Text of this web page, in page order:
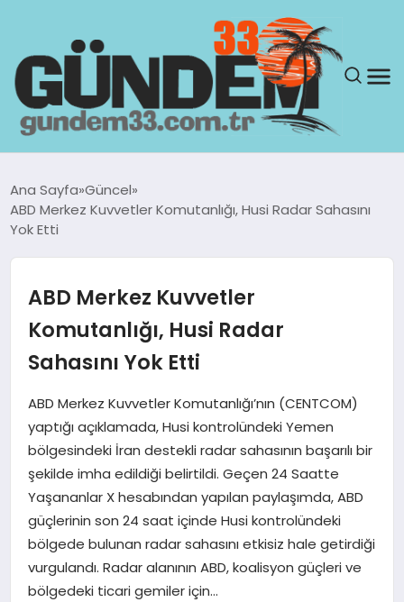
GÜNDEM
TEKNOLOJI
EKONOMI
MAGAZIN
Ana Sayfa Güncel
ABD Merkez Kuvvetler Komutanlığı, Husi Radar Sahasını
Yok Etti
ABD Merkez Kuvvetler
Komutanlığı, Husi Radar
Sahasını Yok Etti
ABD Merkez Kuvvetler Komutanlığı’nın (CENTCOM)
yaptığı açıklamada, Husi kontrolündeki Yemen
bölgesindeki İran destekli radar sahasının başarılı bir
şekilde imha edildiği belirtildi. Geçen 24 Saatte
Yaşananlar X hesabından yapılan paylaşımda, ABD
güçlerinin son 24 saat içinde Husi kontrolündeki
bölgede bulunan radar sahasını etkisiz hale getirdiği
vurgulandı. Radar alanının ABD, koalisyon güçleri ve
bölgedeki ticari gemiler için…